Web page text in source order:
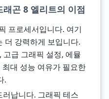
곤 8 엘리트의 이점
프로세서입니다. 여기
더 강력하게 보입니다.
급 그래픽 설정, 에뮬
대 성능 여유가 필요한
.
납니다. 그래픽 테스